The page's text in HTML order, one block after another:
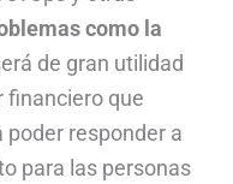
como la
de gran utilidad
financiero que
responder a
para las personas